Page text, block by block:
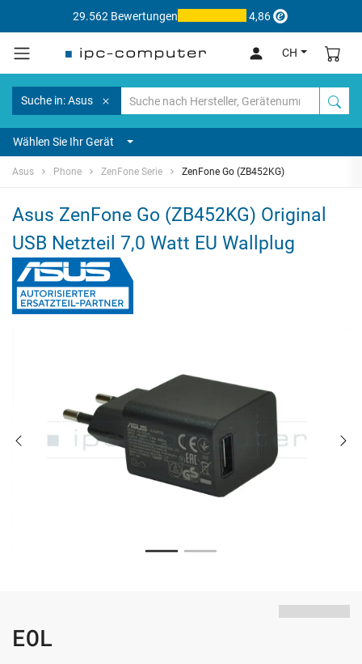
29.562 Bewertungen 4,86
CH
Suche in: Asus
Wählen Sie Ihr Gerät
Asus Phone ZenFone Serie ZenFone Go (ZB452KG)
Asus ZenFone Go (ZB452KG) Original
USB Netzteil 7,0 Watt EU Wallplug
EOL